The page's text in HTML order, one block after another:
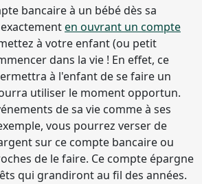
bancaire à un bébé dès sa
en ouvrant un compte
à votre enfant (ou petit
dans la vie ! En effet, ce
à l'enfant de se faire un
utiliser le moment opportun.
de sa vie comme à ses
vous pourrez verser de
sur ce compte bancaire ou
de le faire. Ce compte épargne
qui grandiront au fil des années.